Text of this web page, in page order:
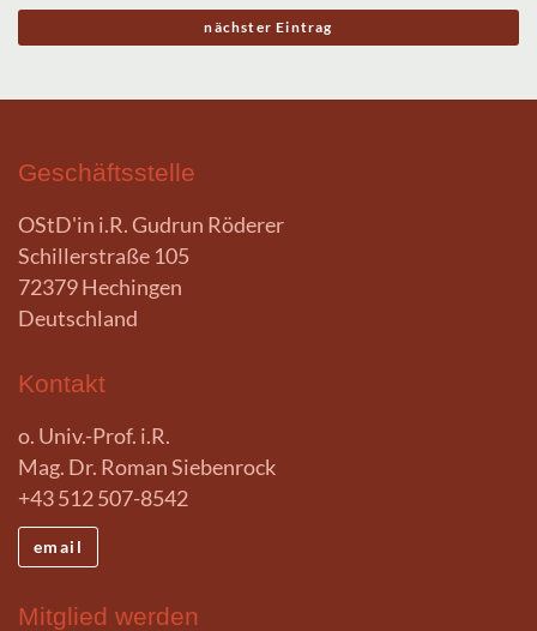
nächster Eintrag
Geschäftsstelle
OStD'in i.R. Gudrun Röderer
Schillerstraße 105
72379 Hechingen
Deutschland
Kontakt
o. Univ.-Prof. i.R.
Mag. Dr. Roman Siebenrock
+43 512 507-8542
email
Mitglied werden